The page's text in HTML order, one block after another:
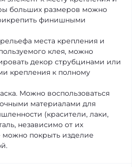
больших размеров можно
финишными
места крепления и
клея, можно
декор струбцинами или
крепления к полному
Можно воспользоваться
материалами для
(красители, лаки,
независимо от их
можно покрыть изделие